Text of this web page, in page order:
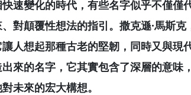
速變化的時代，有些名字似乎不僅僅
對顛覆性想法的指引。撒克遜·馬斯
人想起那種古老的堅韌，同時又與現
來的名字，它其實包含了深層的意味
未來的宏大構想。